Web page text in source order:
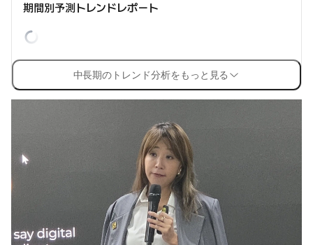
期間別予測トレンドレポート
中長期のトレンド分析をもっと見る